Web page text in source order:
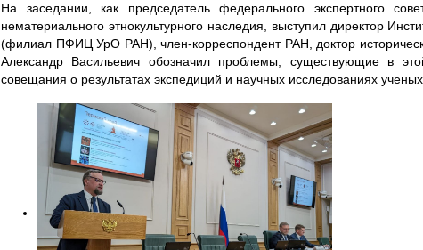
На заседании, как председатель федерального экспертного
нематериального этнокультурного наследия, выступил директор
(филиал ПФИЦ УрО РАН), член-корреспондент РАН, доктор
Александр Васильевич обозначил проблемы, существующие в
совещания о результатах экспедиций и научных исследованиях